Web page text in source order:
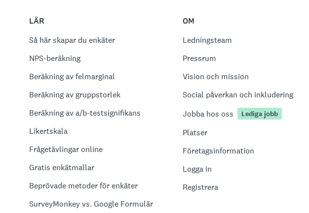
LÄR
Så här skapar du enkäter
NPS-beräkning
Beräkning av felmarginal
Beräkning av gruppstorlek
Beräkning av a/b-testsignifikans
Likertskala
Frågetävlingar online
Gratis enkätmallar
Beprövade metoder för enkäter
SurveyMonkey vs. Google Formulär
OM
Ledningsteam
Pressrum
Vision och mission
Social påverkan och inkludering
Jobba hos oss
Lediga jobb
Platser
Företagsinformation
Logga in
Registrera